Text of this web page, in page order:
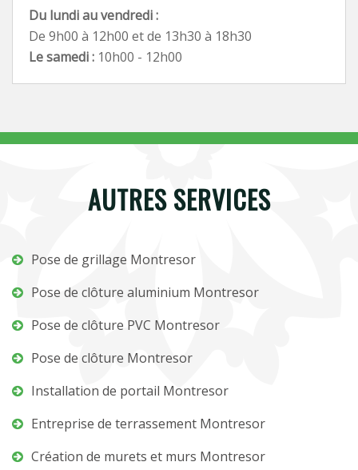
Du lundi au vendredi :
De 9h00 à 12h00 et de 13h30 à 18h30
Le samedi : 10h00 - 12h00
AUTRES SERVICES
Pose de grillage Montresor
Pose de clôture aluminium Montresor
Pose de clôture PVC Montresor
Pose de clôture Montresor
Installation de portail Montresor
Entreprise de terrassement Montresor
Création de murets et murs Montresor